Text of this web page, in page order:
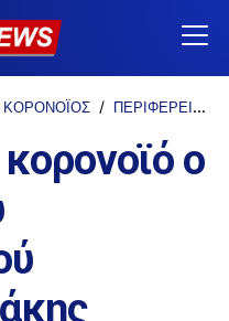
ΚΟΡΟΝΟΪΟΣ ΠΕΡΙΦΕΡΕΙΑ
ο